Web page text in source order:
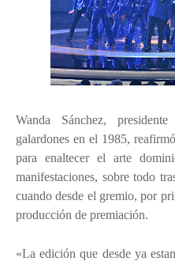
Wanda Sánchez,
galardones en el 1985,
para enaltecer el arte
manifestaciones, sobre todo
cuando desde el gremio, por
producción de premiación.
«La edición que desde ya